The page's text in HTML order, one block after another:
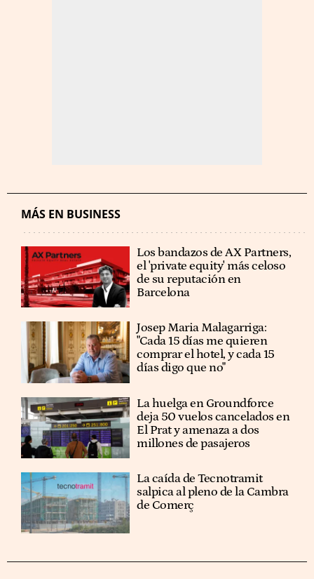
MÁS EN BUSINESS
Los bandazos de AX Partners,
el 'private equity' más celoso
de su reputación en
Barcelona
​​Josep Maria Malagarriga:
"Cada 15 días me quieren
comprar el hotel, y cada 15
días digo que no"
La huelga en Groundforce
deja 50 vuelos cancelados en
El Prat y amenaza a dos
millones de pasajeros
La caída de Tecnotramit
salpica al pleno de la Cambra
de Comerç